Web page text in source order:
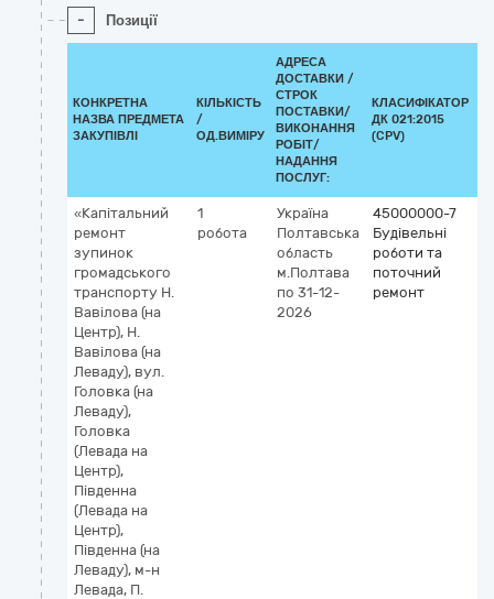
- Позиції
КОНКРЕТНА
НАЗВА ПРЕДМЕТА
ЗАКУПІВЛІ
КІЛЬКІСТЬ
/
ОД.ВИМІРУ
АДРЕСА
ДОСТАВКИ /
СТРОК
ПОСТАВКИ/
ВИКОНАННЯ
РОБІТ/
НАДАННЯ
ПОСЛУГ:
КЛАСИФІКАТОР
ДК 021:2015
(CPV)
«Капітальний
ремонт
зупинок
громадського
транспорту Н.
Вавілова (на
Центр), Н.
Вавілова (на
Леваду), вул.
Головка (на
Леваду),
Головка
(Левада на
Центр),
Південна
(Левада на
Центр),
Південна (на
Леваду), м-н
Левада, П.
1
робота
Україна
Полтавська
область
м.Полтава
по 31-12-
2026
45000000-7
Будівельні
роботи та
поточний
ремонт